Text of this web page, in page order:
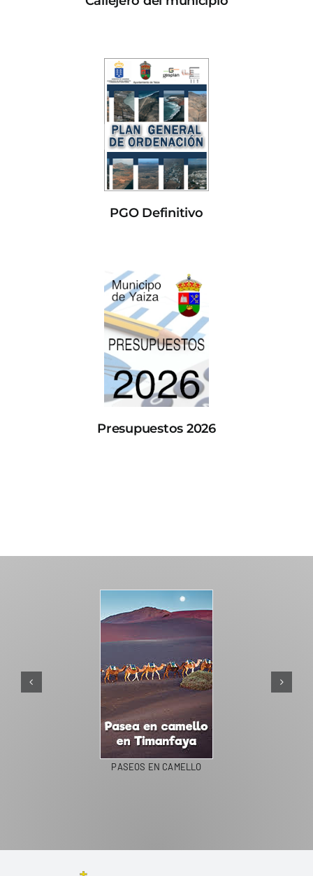
PGO Definitivo
Presupuestos 2026
PASEOS EN CAMELLO